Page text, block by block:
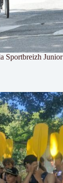
Sportbreizh Junior